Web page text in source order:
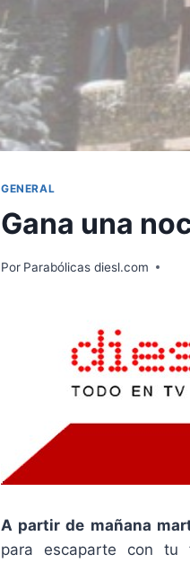
GENERAL
Gana una
Por Parabólicas diesl.com
A partir de mañana
para escaparte con tu